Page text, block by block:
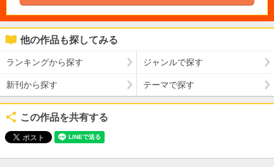
他の作品も探してみる
ランキングから探す ジャンルで探す
新刊から探す テーマで探す
この作品を共有する